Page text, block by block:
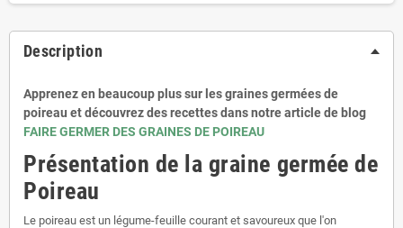
Description
Apprenez en beaucoup plus sur les graines germées de
poireau et découvrez des recettes dans notre article de blog
FAIRE GERMER DES GRAINES DE POIREAU
Présentation de la graine germée de
Poireau
Le poireau est un légume-feuille courant et savoureux que l'on